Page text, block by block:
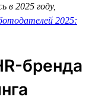
в 2025 году,
2025:
бренда